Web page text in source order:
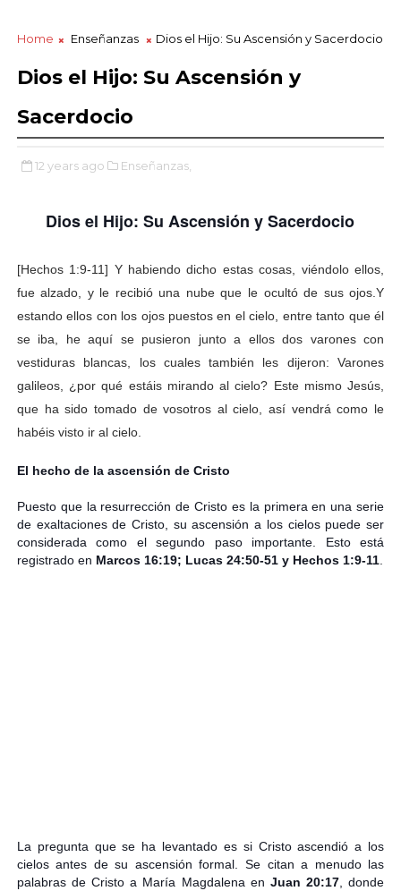
Home Enseñanzas Dios el Hijo: Su Ascensión y Sacerdocio
Dios el Hijo: Su Ascensión y
Sacerdocio
12 years ago Enseñanzas,
Dios el Hijo: Su Ascensión y Sacerdocio
[Hechos 1:9-11] Y habiendo dicho estas cosas, viéndolo ellos,
fue alzado, y le recibió una nube que le ocultó de sus ojos.Y
estando ellos con los ojos puestos en el cielo, entre tanto que él
se iba, he aquí se pusieron junto a ellos dos varones con
vestiduras blancas, los cuales también les dijeron: Varones
galileos, ¿por qué estáis mirando al cielo? Este mismo Jesús,
que ha sido tomado de vosotros al cielo, así vendrá como le
habéis visto ir al cielo.
El hecho de la ascensión de Cristo
Puesto que la resurrección de Cristo es la primera en una serie
de exaltaciones de Cristo, su ascensión a los cielos puede ser
considerada como el segundo paso importante. Esto está
registrado en Marcos 16:19; Lucas 24:50-51 y Hechos 1:9-11.
La pregunta que se ha levantado es si Cristo ascendió a los
cielos antes de su ascensión formal. Se citan a menudo las
palabras de Cristo a María Magdalena en Juan 20:17, donde